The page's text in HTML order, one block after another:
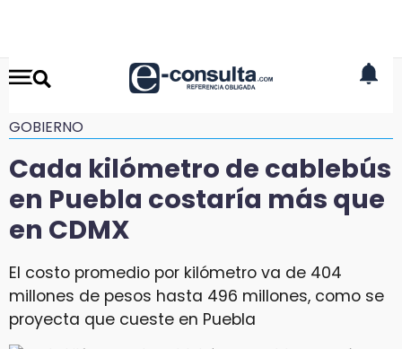
GOBIERNO
Cada kilómetro de cablebús
en Puebla costaría más que
en CDMX
El costo promedio por kilómetro va de 404
millones de pesos hasta 496 millones, como se
proyecta que cueste en Puebla